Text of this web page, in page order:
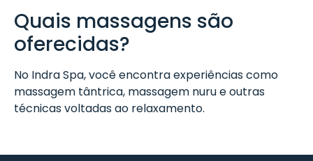
Quais massagens são
oferecidas?
No Indra Spa, você encontra experiências como
massagem tântrica, massagem nuru e outras
técnicas voltadas ao relaxamento.